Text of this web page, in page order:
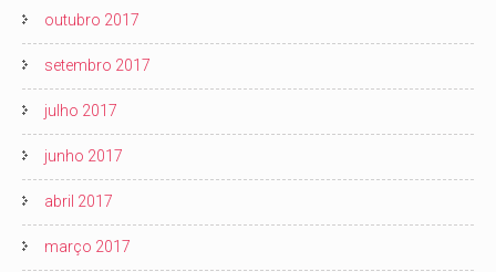
outubro 2017
setembro 2017
julho 2017
junho 2017
abril 2017
março 2017